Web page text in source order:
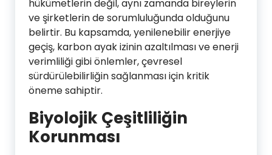
hükümetlerin değil, aynı zamanda bireylerin
ve şirketlerin de sorumluluğunda olduğunu
belirtir. Bu kapsamda, yenilenebilir enerjiye
geçiş, karbon ayak izinin azaltılması ve enerji
verimliliği gibi önlemler, çevresel
sürdürülebilirliğin sağlanması için kritik
öneme sahiptir.
Biyolojik Çeşitliliğin
Korunması